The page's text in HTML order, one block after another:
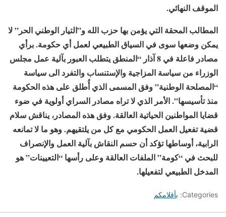
الموقف النهائي.
المطالب المحقة التي يؤمن بها حزب الله و”التيار الوطني الحر” لا
يمكن وضعها سوى في السياق الطبيعي لعمل أي حكومة. برأي
مصادر فاعلة في 8 آذار “المنطق يتطلب العبور بآلية عمل مجلس
الوزراء من سياسة المزاجية والإستنساب والتفرد الى سياسة
“المصلحة الوطنية” وفق المسمى الذي أُطلق على هذه الحكومة
منذ تأسيسها”. الأمر الذي لا تراه مصادر السراي أولوية في ضوء
قضايا المواطنين الحياتية العالقة. وفق هذه المصادر، يناقش سلام
قضية تفعيل العمل الحكومي مع كل من يلتقيهم. وهو ما لا تمانعه
الرابية، أوساطها تؤكد أن حسم النقاش بآلية العمل والإنصراف
للبحث في “كومة” الملفات العالقة وعلى رأسها “التعيينات” هو
المدخل الطبيعي لتفعيلها.
Categories: بأقلامكم